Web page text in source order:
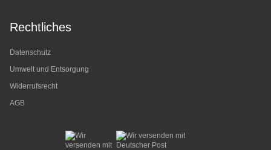
Rechtliches
Datenschutz
Umwelt und Entsorgung
Widerrufsrecht
AGB